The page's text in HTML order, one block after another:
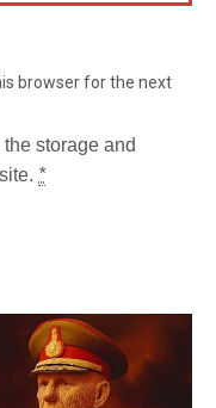
browser for the next
storage and
*